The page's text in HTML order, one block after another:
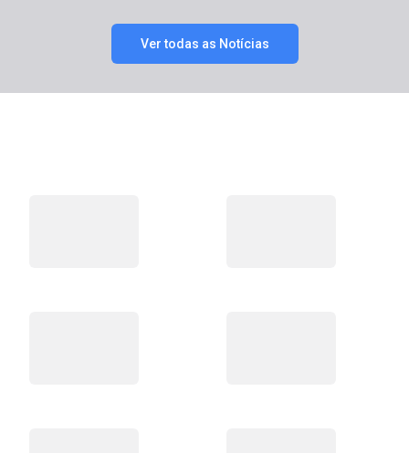
Ver todas as Notícias